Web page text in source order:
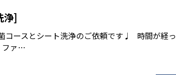
浄]
ースとシート洗浄のご依頼です♩ 時間が経っ
ファ…